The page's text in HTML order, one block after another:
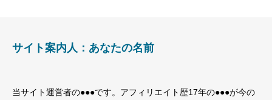
サイト案内人：あなたの名前
当サイト運営者の●●●です。アフィリエイト歴17年の●●●が今の